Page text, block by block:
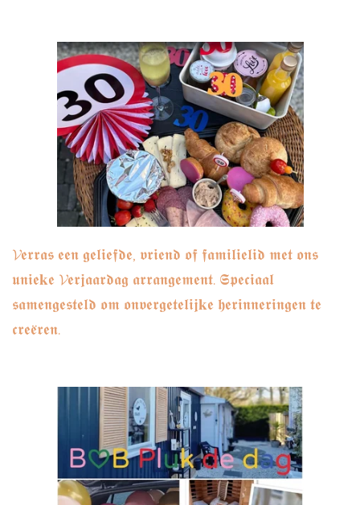
𝓥𝖊𝖗𝖗𝖆𝖘 𝖊𝖊𝖓 𝖌𝖊𝖑𝖎𝖊𝖋𝖉𝖊, 𝖛𝖗𝖎𝖊𝖓𝖉 𝖔𝖋 𝖋𝖆𝖒𝖎𝖑𝖎𝖊𝖑𝖎𝖉 𝖒𝖊𝖙 𝖔𝖓𝖘
𝖚𝖓𝖎𝖊𝐤𝖊 𝓥𝖊𝖗𝖏𝖆𝖆𝖗𝖉𝖆𝖌 𝖆𝖗𝖗𝖆𝖓𝖌𝖊𝖒𝖊𝖓𝖙. 𝕾𝖕𝖊𝖈𝖎𝖆𝖆𝖑
𝖘𝖆𝖒𝖊𝖓𝖌𝖊𝖘𝖙𝖊𝖑𝖉 𝖔𝖒 𝖔𝖓𝖛𝖊𝖗𝖌𝖊𝖙𝖊𝖑𝖎𝖏𝐤𝖊 𝖍𝖊𝖗𝖎𝖓𝖓𝖊𝖗𝖎𝖓𝖌𝖊𝖓 𝖙𝖊
𝖈𝖗𝖊𝖊̈𝖗𝖊𝖓.